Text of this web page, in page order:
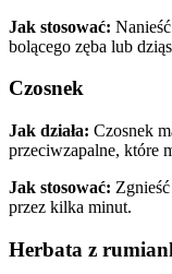
Jak stosować:
bolącego zęba lub
Czosnek
Jak działa: Czosnek
przeciwzapalne, które
Jak stosować:
przez kilka minut.
Herbata z